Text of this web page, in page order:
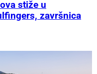
stiže u
završnica